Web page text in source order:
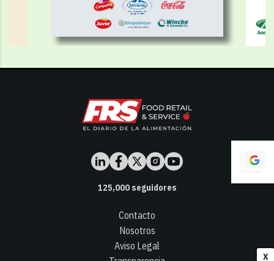
X
125,000seguidores
Contacto
Nosotros
Aviso Legal